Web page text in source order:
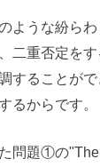
ような紛ら
二重否定を
することが
るからです。
問題①の